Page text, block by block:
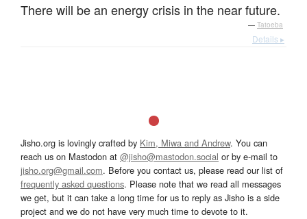
There will be an energy crisis in the near future.
— Tatoeba
Details ▸
Jisho.org is lovingly crafted by Kim, Miwa and Andrew. You can
reach us on Mastodon at @jisho@mastodon.social or by e-mail to
jisho.org@gmail.com. Before you contact us, please read our list of
frequently asked questions. Please note that we read all messages
we get, but it can take a long time for us to reply as Jisho is a side
project and we do not have very much time to devote to it.